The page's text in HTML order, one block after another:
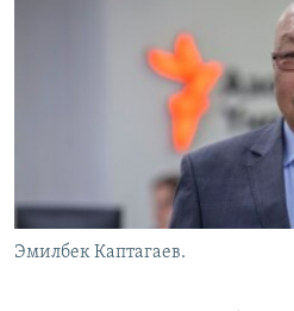
ЫҢГАЙСЫЗ СУРООЛОР
ЭЕ/АРнун бардык сайттары
Эмилбек Каптагаев.